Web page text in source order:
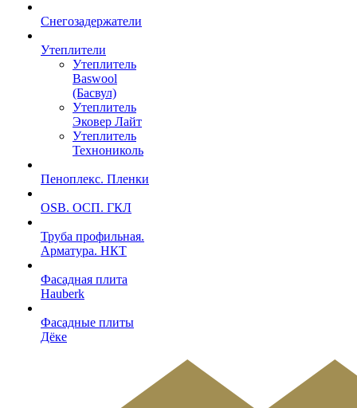
Снегозадержатели
Утеплители
Утеплитель
Baswool
(Басвул)
Утеплитель
Эковер Лайт
Утеплитель
Технониколь
Пеноплекс. Пленки
OSB. ОСП. ГКЛ
Труба профильная.
Арматура. НКТ
Фасадная плита
Hauberk
Фасадные плиты
Дёке